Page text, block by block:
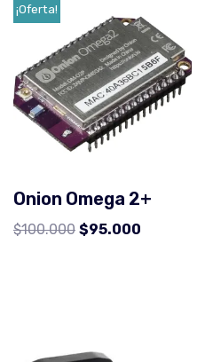
¡Oferta!
Onion Omega 2+
$100.000 $95.000